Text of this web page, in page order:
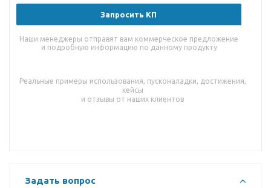
Запросить КП
Наши менеджеры отправят вам коммерческое предложение
и подробную информацию по данному продукту
Реальные примеры использования, пусконаладки, достижения,
кейсы
и отзывы от наших клиентов
Задать вопрос